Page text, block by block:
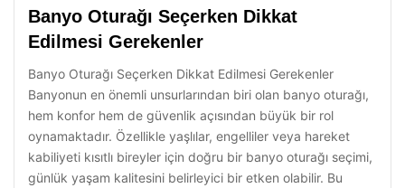
Banyo Oturağı Seçerken Dikkat
Edilmesi Gerekenler
Banyo Oturağı Seçerken Dikkat Edilmesi Gerekenler
Banyonun en önemli unsurlarından biri olan banyo oturağı,
hem konfor hem de güvenlik açısından büyük bir rol
oynamaktadır. Özellikle yaşlılar, engelliler veya hareket
kabiliyeti kısıtlı bireyler için doğru bir banyo oturağı seçimi,
günlük yaşam kalitesini belirleyici bir etken olabilir. Bu